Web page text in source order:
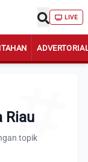
LIVE
Riau
topik